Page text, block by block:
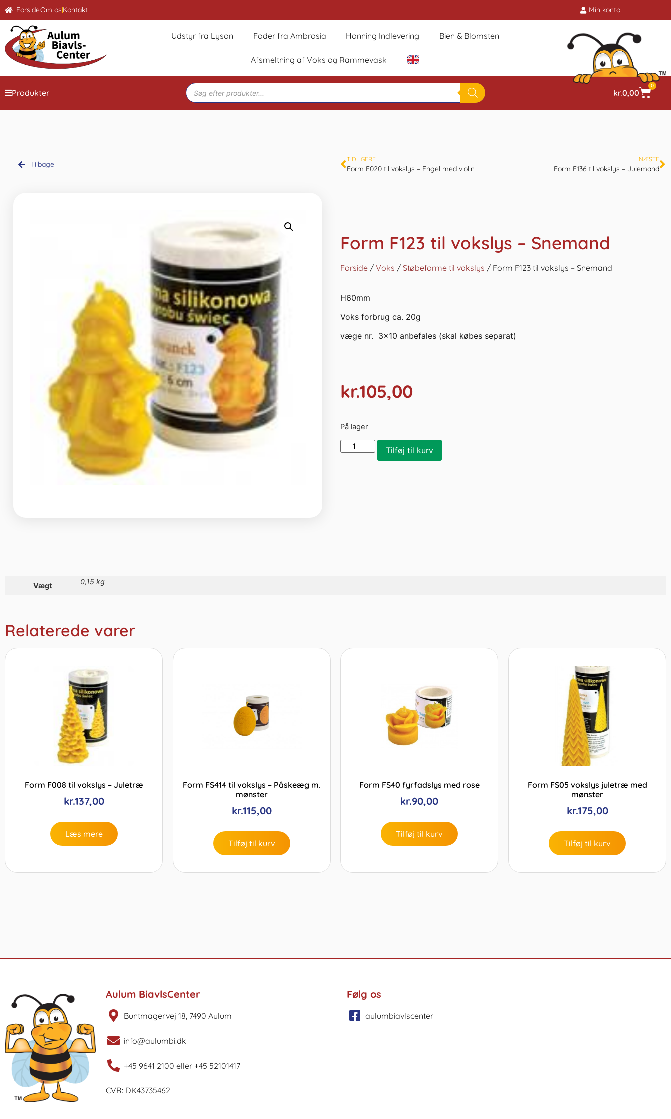
ForsideOm osKontakt Min konto
Udstyr fra Lyson Foder fra Ambrosia Honning Indlevering Bien & Blomsten
Afsmeltning af Voks og Rammevask
Produkter kr.0,00
0
Tilbage
TIDLIGERE
Form F020 til vokslys – Engel med violin
NÆSTE
Form F136 til vokslys – Julemand
Form F123 til vokslys – Snemand
Forside / Voks / Støbeforme til vokslys / Form F123 til vokslys – Snemand
H60mm
Voks forbrug ca. 20g
væge nr. 3×10 anbefales (skal købes separat)
kr.105,00
På lager
Tilføj til kurv
Vægt 0,15 kg
Relaterede varer
Form F008 til vokslys – Juletræ
kr.137,00
Læs mere
Form FS414 til vokslys – Påskeæg m.
mønster
kr.115,00
Tilføj til kurv
Form FS40 fyrfadslys med rose
kr.90,00
Tilføj til kurv
Form FS05 vokslys juletræ med
mønster
kr.175,00
Tilføj til kurv
Aulum BiavlsCenter
Buntmagervej 18, 7490 Aulum
info@aulumbi.dk
+45 9641 2100 eller +45 52101417
CVR: DK43735462
Følg os
aulumbiavlscenter